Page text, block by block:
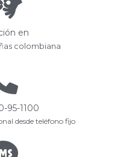
en
colombiana
95-1100
desde teléfono fijo